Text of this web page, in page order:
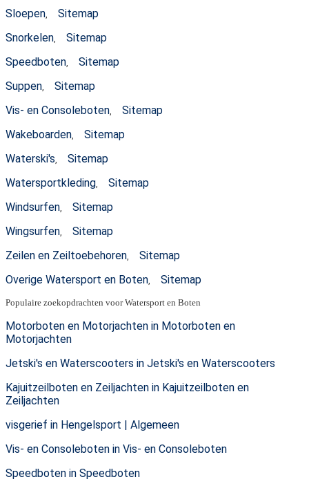
Sloepen,
Sitemap
Snorkelen,
Sitemap
Speedboten,
Sitemap
Suppen,
Sitemap
Vis- en Consoleboten,
Sitemap
Wakeboarden,
Sitemap
Waterski's,
Sitemap
Watersportkleding,
Sitemap
Windsurfen,
Sitemap
Wingsurfen,
Sitemap
Zeilen en Zeiltoebehoren,
Sitemap
Overige Watersport en Boten, Sitemap
Populaire zoekopdrachten voor Watersport en Boten
Motorboten en Motorjachten in Motorboten en
Motorjachten
Jetski's en Waterscooters in Jetski's en Waterscooters
Kajuitzeilboten en Zeiljachten in Kajuitzeilboten en
Zeiljachten
visgerief in Hengelsport | Algemeen
Vis- en Consoleboten in Vis- en Consoleboten
Speedboten in Speedboten